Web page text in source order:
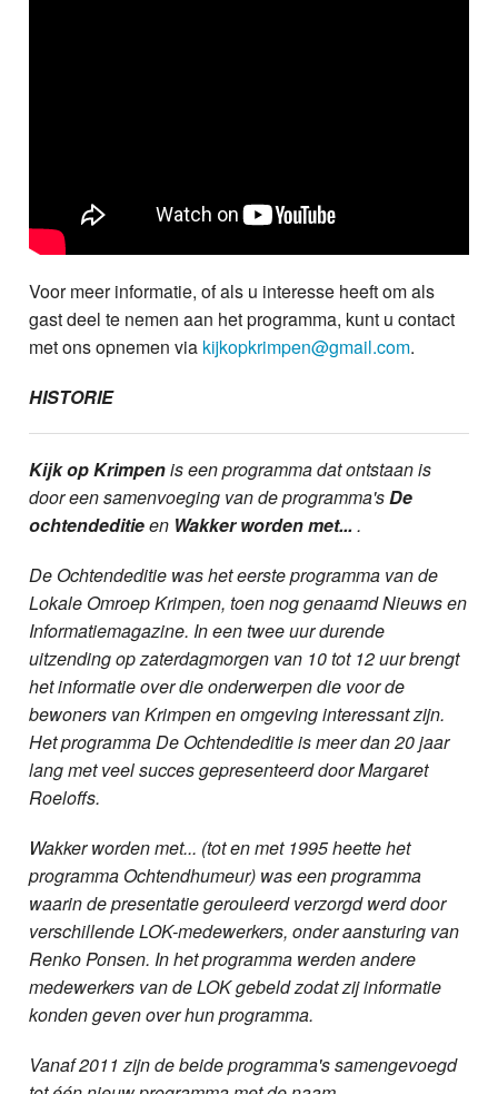
Voor meer informatie, of als u interesse heeft om als
gast deel te nemen aan het programma, kunt u contact
met ons opnemen via kijkopkrimpen@gmail.com.
HISTORIE
Kijk op Krimpenis een programma dat ontstaan is
door een samenvoeging van de programma'sDe
ochtendeditieen Wakker worden met... .
De Ochtendeditie was het eerste programma van de
Lokale Omroep Krimpen, toen nog genaamd Nieuws en
Informatiemagazine. In een twee uur durende
uitzending op zaterdagmorgen van 10 tot 12 uur brengt
het informatie over die onderwerpen die voor de
bewoners van Krimpen en omgeving interessant zijn.
Het programma De Ochtendeditie is meer dan 20 jaar
lang met veel succes gepresenteerd door Margaret
Roeloffs.
Wakker worden met... (tot en met 1995 heette het
programma Ochtendhumeur) was een programma
waarin de presentatie gerouleerd verzorgd werd door
verschillende LOK-medewerkers, onder aansturing van
Renko Ponsen. In het programma werden andere
medewerkers van de LOK gebeld zodat zij informatie
konden geven over hun programma.
Vanaf 2011 zijn de beide programma's samengevoegd